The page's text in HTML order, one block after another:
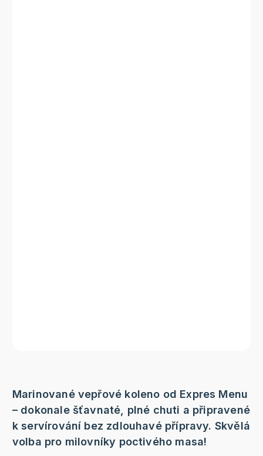
Marinované vepřové koleno od Expres Menu
– dokonale šťavnaté, plné chuti a připravené
k servírování bez zdlouhavé přípravy. Skvělá
volba pro milovníky poctivého masa!